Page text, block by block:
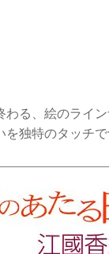
わる、絵のライ
独特のタッチで